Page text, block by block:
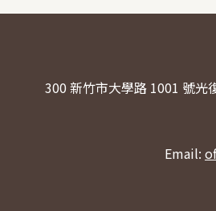
300 新竹市大學路 1001 號光
Email: